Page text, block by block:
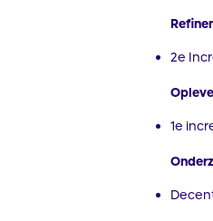
2e
1e